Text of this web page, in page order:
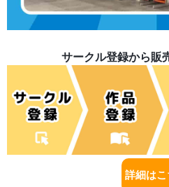
サークル登録から販
詳細はこ